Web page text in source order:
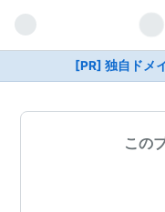
[PR] 独自ドメ
この